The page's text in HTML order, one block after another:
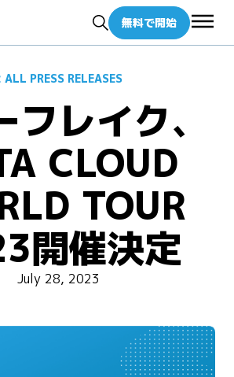
無料で開始
ALL PRESS RELEASES
フレイク、
CLOUD
TOUR
開催決定
July 28, 2023